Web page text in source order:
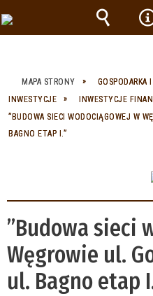
MAPA STRONY GOSPODARKA
INWESTYCJE
INWESTYCJE
”BUDOWA SIECI WODOCIĄGOWEJ W
BAGNO ETAP I.”
”Budowa sieci
Węgrowie ul.
ul. Bagno etap